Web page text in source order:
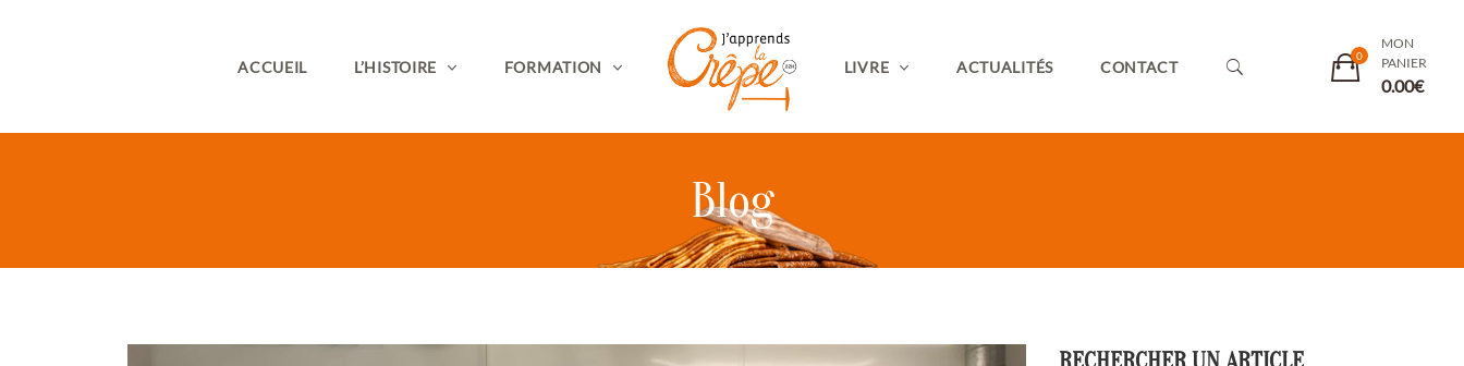
ACCUEIL L’HISTOIRE FORMATION LIVRE ACTUALITÉS CONTACT
MON
PANIER
0.00€
Blog